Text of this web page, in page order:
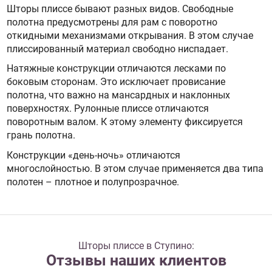
Шторы плиссе бывают разных видов. Свободные
полотна предусмотрены для рам с поворотно
откидными механизмами открывания. В этом случае
плиссированный материал свободно ниспадает.
Натяжные конструкции отличаются лесками по
боковым сторонам. Это исключает провисание
полотна, что важно на мансардных и наклонных
поверхностях. Рулонные плиссе отличаются
поворотным валом. К этому элементу фиксируется
грань полотна.
Конструкции «день-ночь» отличаются
многослойностью. В этом случае применяется два типа
полотен – плотное и полупрозрачное.
Шторы плиссе в Ступино:
Отзывы наших клиентов